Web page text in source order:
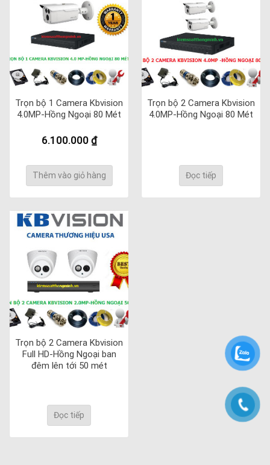
Trọn bộ 1 Camera Kbvision
4.0MP-Hồng Ngoại 80 Mét
6.100.000 ₫
Thêm vào giỏ hàng
Trọn bộ 2 Camera Kbvision
4.0MP-Hồng Ngoại 80 Mét
Đọc tiếp
Trọn bộ 2 Camera Kbvision
Full HD-Hồng Ngoại ban
đêm lên tới 50 mét
Đọc tiếp